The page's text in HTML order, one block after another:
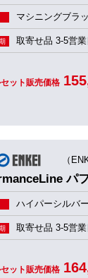
マシニングブラ
取寄せ品 3-5営
ット販売価格
（
パ
ハイパーシルバー
取寄せ品 3-5営
ット販売価格